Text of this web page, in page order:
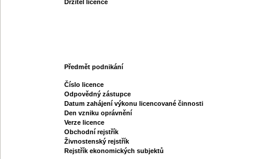
Držitel licence
Předmět podnikání
Číslo licence
Odpovědný zástupce
Datum zahájení výkonu licencované činnosti
Den vzniku oprávnění
Verze licence
Obchodní rejstřík
Živnostenský rejstřík
Rejstřík ekonomických subjektů